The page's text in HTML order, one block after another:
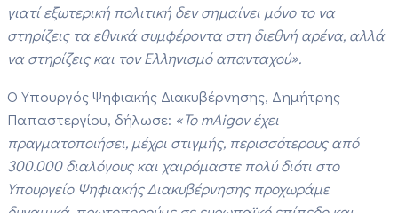
γιατί εξωτερική πολιτική δεν σημαίνει μόνο το να
στηρίζεις τα εθνικά συμφέροντα στη διεθνή αρένα, αλλά
να στηρίζεις και τον Ελληνισμό απανταχού».
Ο Υπουργός Ψηφιακής Διακυβέρνησης, Δημήτρης
Παπαστεργίου, δήλωσε: «Το mAigov έχει
πραγματοποιήσει, μέχρι στιγμής, περισσότερους από
300.000 διαλόγους και χαιρόμαστε πολύ διότι στο
Υπουργείο Ψηφιακής Διακυβέρνησης προχωράμε